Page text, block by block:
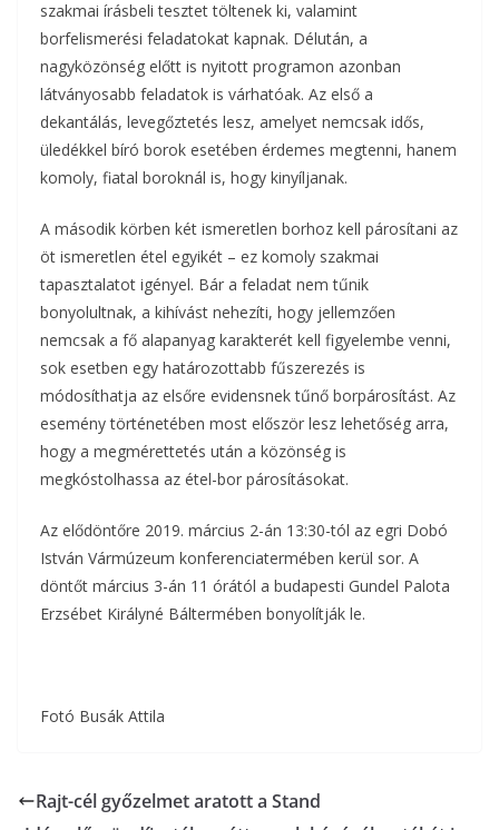
szakmai írásbeli tesztet töltenek ki, valamint
borfelismerési feladatokat kapnak. Délután, a
nagyközönség előtt is nyitott programon azonban
látványosabb feladatok is várhatóak. Az első a
dekantálás, levegőztetés lesz, amelyet nemcsak idős,
üledékkel bíró borok esetében érdemes megtenni, hanem
komoly, fiatal boroknál is, hogy kinyíljanak.
A második körben két ismeretlen borhoz kell párosítani az
öt ismeretlen étel egyikét – ez komoly szakmai
tapasztalatot igényel. Bár a feladat nem tűnik
bonyolultnak, a kihívást nehezíti, hogy jellemzően
nemcsak a fő alapanyag karakterét kell figyelembe venni,
sok esetben egy határozottabb fűszerezés is
módosíthatja az elsőre evidensnek tűnő borpárosítást. Az
esemény történetében most először lesz lehetőség arra,
hogy a megmérettetés után a közönség is
megkóstolhassa az étel-bor párosításokat.
Az elődöntőre 2019. március 2-án 13:30-tól az egri Dobó
István Vármúzeum konferenciatermében kerül sor. A
döntőt március 3-án 11 órától a budapesti Gundel Palota
Erzsébet Királyné Báltermében bonyolítják le.
Fotó Busák Attila
Rajt-cél győzelmet aratott a Stand